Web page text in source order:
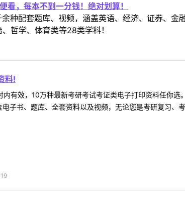
看，每本不到一分钱！绝对划算！
种配套题库、视频，涵盖英语、经济、证券、金
哲学、体育类等28类学科！
料!
内有效，10万种最新考研考试考证类电子打印资料任你
子书、题库、全套资料以及视频，无论您是考研复习